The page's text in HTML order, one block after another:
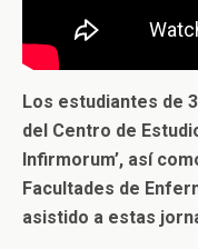
Los estudiantes de
del Centro de
Infirmorum’, así
Facultades de
asistido a estas